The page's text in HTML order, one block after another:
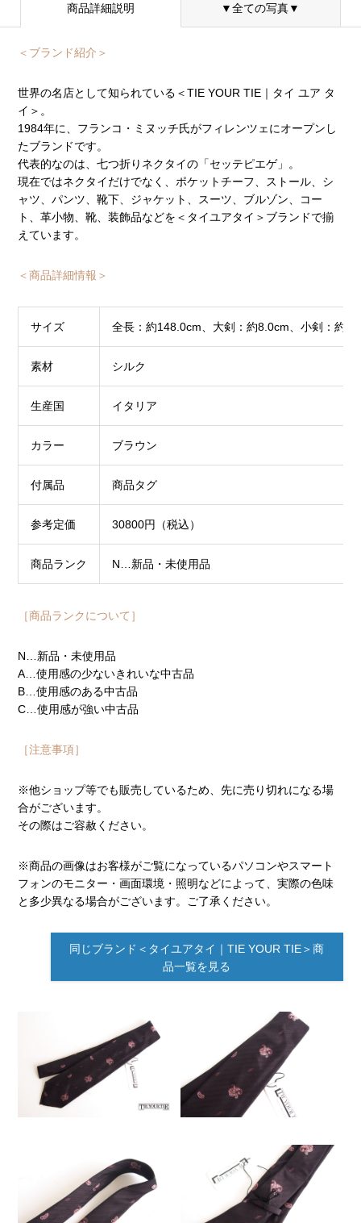
商品詳細説明 ▼全ての写真▼
＜ブランド紹介＞
世界の名店として知られている＜TIE YOUR TIE｜タイ ユア タ
イ＞。
1984年に、フランコ・ミヌッチ氏がフィレンツェにオープンし
たブランドです。
代表的なのは、七つ折りネクタイの「セッテピエゲ」。
現在ではネクタイだけでなく、ポケットチーフ、ストール、シ
ャツ、パンツ、靴下、ジャケット、スーツ、ブルゾン、コー
ト、革小物、靴、装飾品などを＜タイユアタイ＞ブランドで揃
えています。
＜商品詳細情報＞
サイズ 全長：約148.0cm、大剣：約8.0cm、小剣：約
素材 シルク
生産国 イタリア
カラー ブラウン
付属品 商品タグ
参考定価 30800円（税込）
商品ランク N…新品・未使用品
［商品ランクについて］
N…新品・未使用品
A…使用感の少ないきれいな中古品
B…使用感のある中古品
C…使用感が強い中古品
［注意事項］
※他ショップ等でも販売しているため、先に売り切れになる場
合がございます。
その際はご容赦ください。
※商品の画像はお客様がご覧になっているパソコンやスマート
フォンのモニター・画面環境・照明などによって、実際の色味
と多少異なる場合がございます。ご了承ください。
同じブランド＜タイユアタイ｜TIE YOUR TIE＞商
品一覧を見る